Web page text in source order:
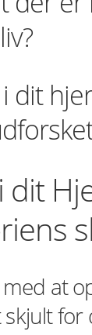
liv?
dit
dit
at
for